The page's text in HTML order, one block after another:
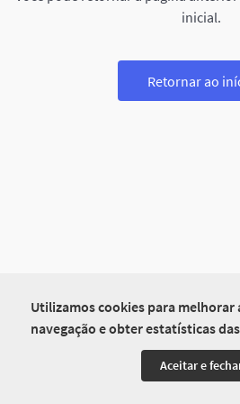
Utilizamos cookies para melhorar
navegação e obter estatísticas
Aceitar e
inicial.
Retornar ao